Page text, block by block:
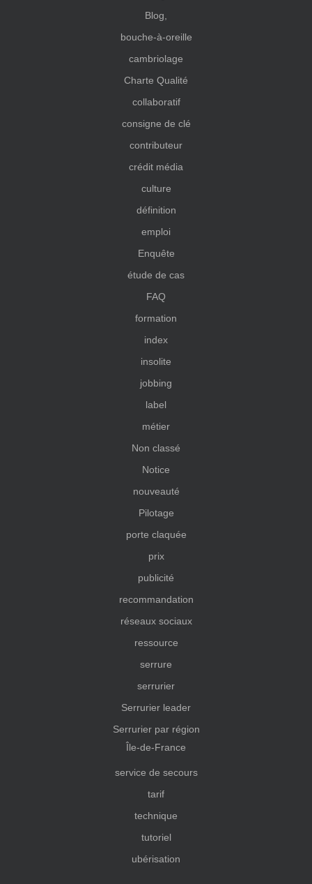
Blog,
bouche-à-oreille
cambriolage
Charte Qualité
collaboratif
consigne de clé
contributeur
crédit média
culture
définition
emploi
Enquête
étude de cas
FAQ
formation
index
insolite
jobbing
label
métier
Non classé
Notice
nouveauté
Pilotage
porte claquée
prix
publicité
recommandation
réseaux sociaux
ressource
serrure
serrurier
Serrurier leader
Serrurier par région
Île-de-France
service de secours
tarif
technique
tutoriel
ubérisation